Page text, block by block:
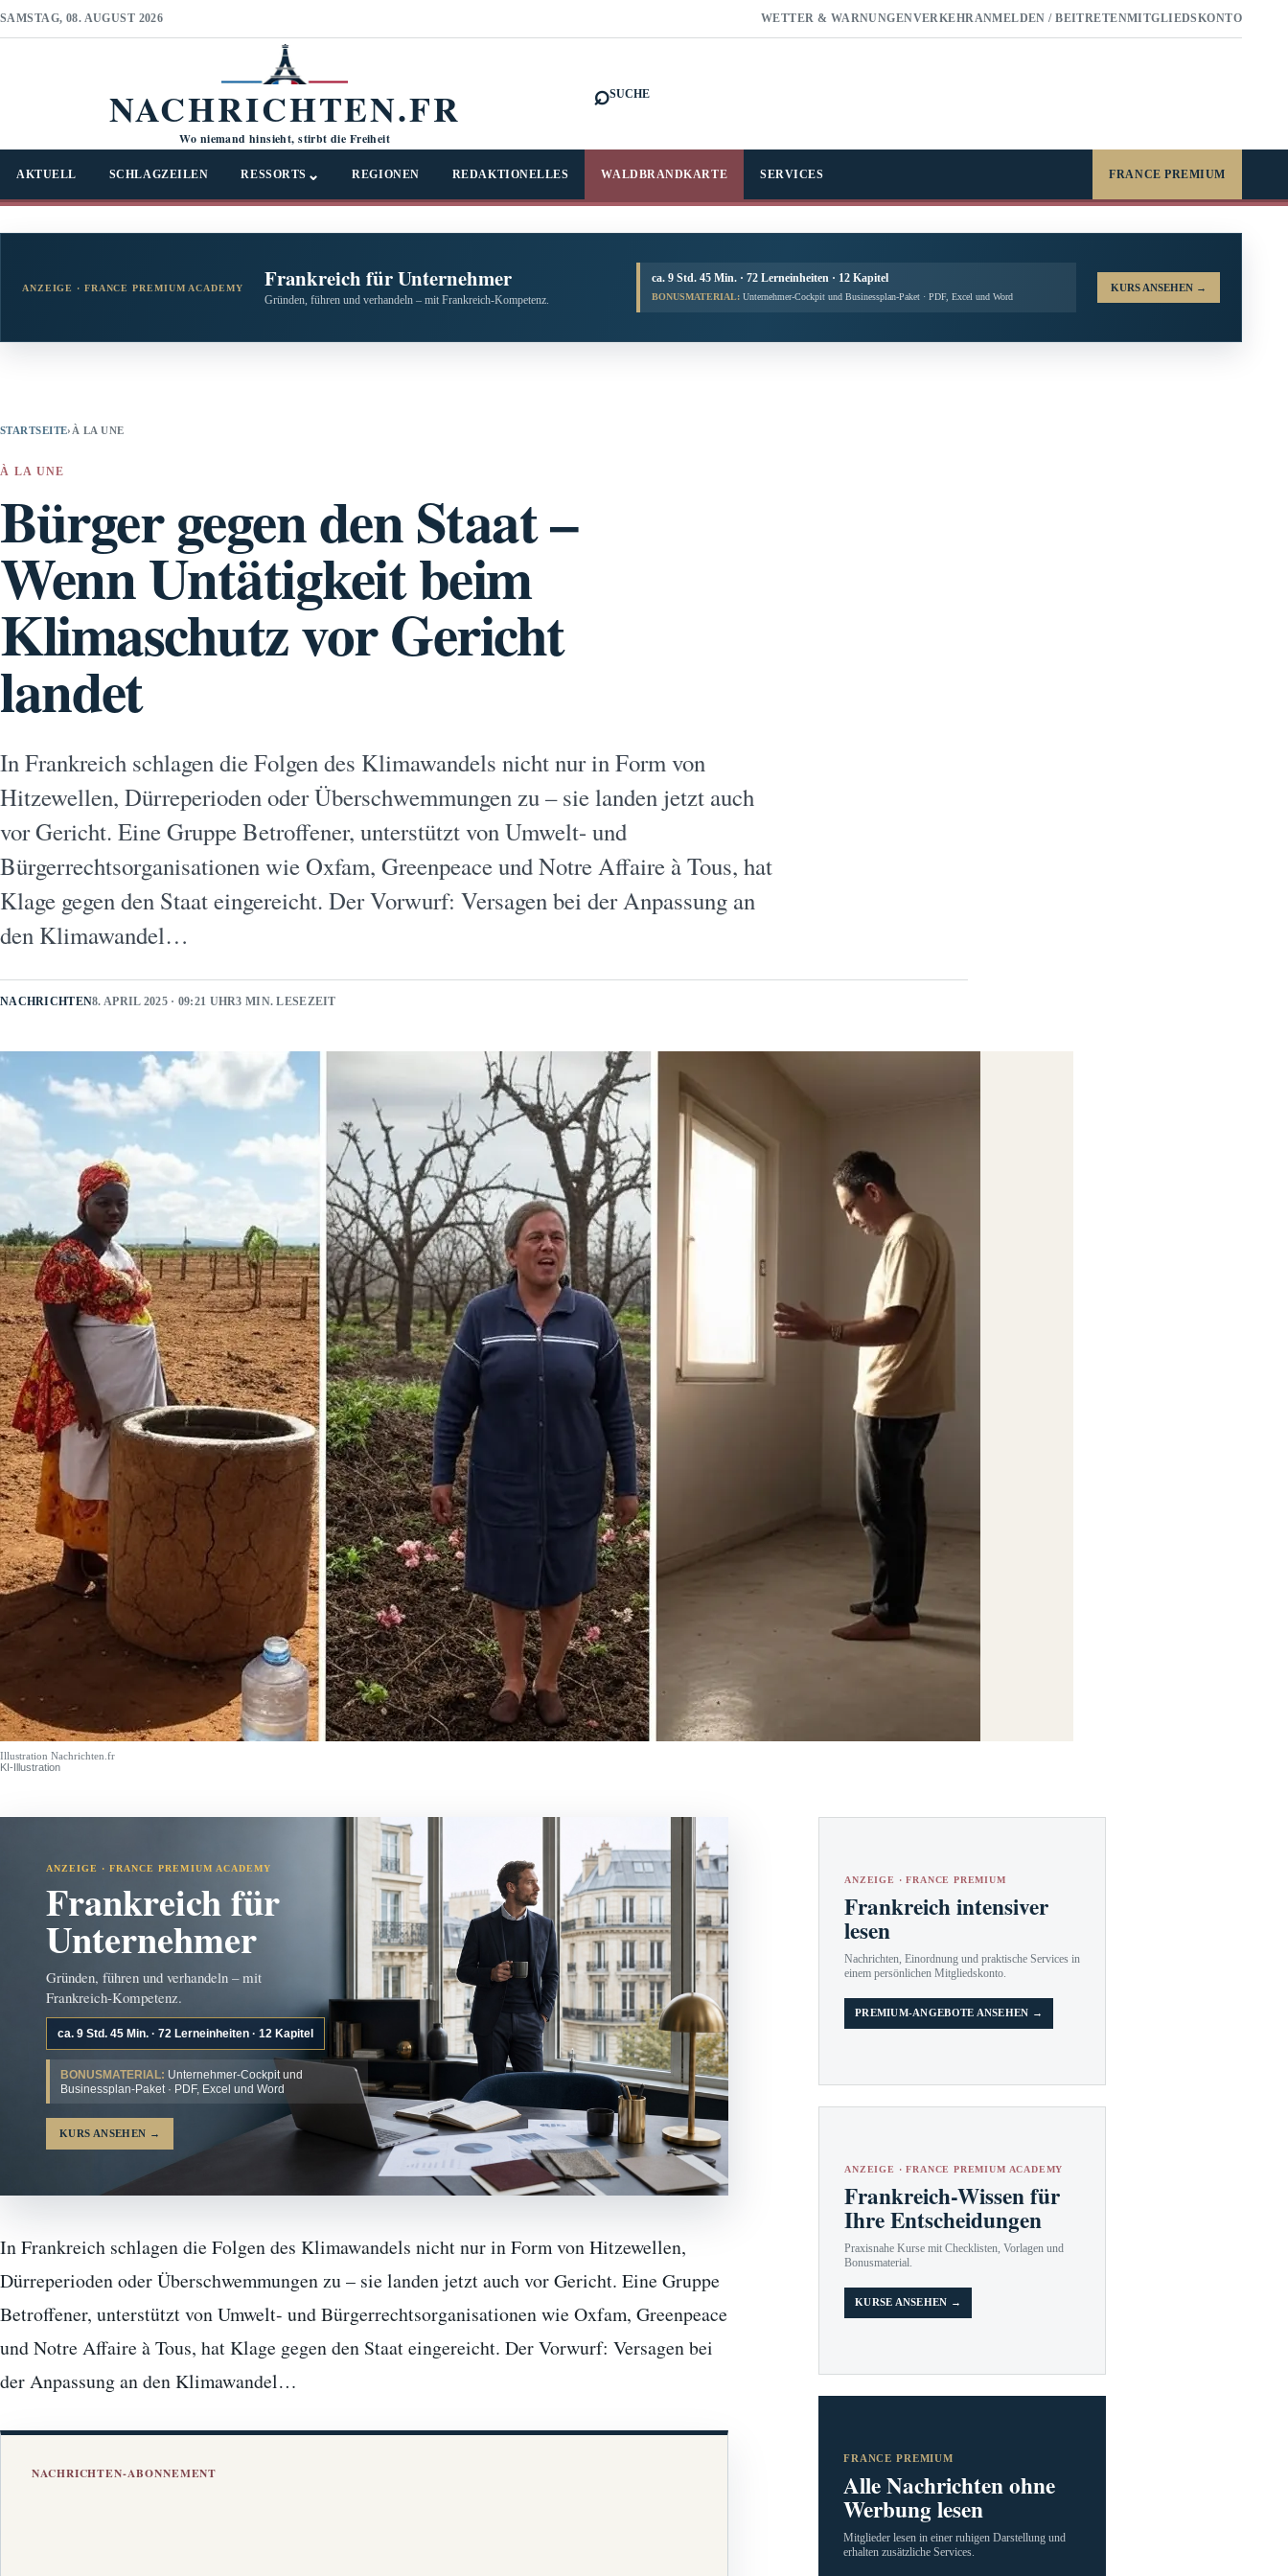
SAMSTAG, 08. AUGUST 2026 WETTER & WARNUNGENVERKEHRANMELDEN / BEITRETENMITGLIEDSKONTO
NACHRICHTEN.FR
Wo niemand hinsieht, stirbt die Freiheit
⌕SUCHE
AKTUELL SCHLAGZEILEN RESSORTS ⌄ REGIONEN REDAKTIONELLES WALDBRANDKARTE SERVICES FRANCE PREMIUM
ANZEIGE · FRANCE PREMIUM ACADEMY Frankreich für Unternehmer
Gründen, führen und verhandeln – mit Frankreich-Kompetenz.
ca. 9 Std. 45 Min. · 72 Lerneinheiten · 12 Kapitel
BONUSMATERIAL: Unternehmer-Cockpit und Businessplan-Paket · PDF, Excel und Word
KURS ANSEHEN →
STARTSEITE› À LA UNE
À LA UNE
Bürger gegen den Staat –
Wenn Untätigkeit beim
Klimaschutz vor Gericht
landet
In Frankreich schlagen die Folgen des Klimawandels nicht nur in Form von
Hitzewellen, Dürreperioden oder Überschwemmungen zu – sie landen jetzt auch
vor Gericht. Eine Gruppe Betroffener, unterstützt von Umwelt- und
Bürgerrechtsorganisationen wie Oxfam, Greenpeace und Notre Affaire à Tous, hat
Klage gegen den Staat eingereicht. Der Vorwurf: Versagen bei der Anpassung an
den Klimawandel…
NACHRICHTEN8. APRIL 2025 · 09:21 UHR3 MIN. LESEZEIT
Illustration Nachrichten.fr
KI-Illustration
ANZEIGE · FRANCE PREMIUM ACADEMY
Frankreich für
Unternehmer
Gründen, führen und verhandeln – mit
Frankreich-Kompetenz.
ca. 9 Std. 45 Min. · 72 Lerneinheiten · 12 Kapitel
BONUSMATERIAL: Unternehmer-Cockpit und
Businessplan-Paket · PDF, Excel und Word
KURS ANSEHEN →
In Frankreich schlagen die Folgen des Klimawandels nicht nur in Form von Hitzewellen,
Dürreperioden oder Überschwemmungen zu – sie landen jetzt auch vor Gericht. Eine Gruppe
Betroffener, unterstützt von Umwelt- und Bürgerrechtsorganisationen wie Oxfam, Greenpeace
und Notre Affaire à Tous, hat Klage gegen den Staat eingereicht. Der Vorwurf: Versagen bei
der Anpassung an den Klimawandel…
NACHRICHTEN-ABONNEMENT
ANZEIGE · FRANCE PREMIUM
Frankreich intensiver
lesen
Nachrichten, Einordnung und praktische Services in
einem persönlichen Mitgliedskonto.
PREMIUM-ANGEBOTE ANSEHEN →
ANZEIGE · FRANCE PREMIUM ACADEMY
Frankreich-Wissen für
Ihre Entscheidungen
Praxisnahe Kurse mit Checklisten, Vorlagen und
Bonusmaterial.
KURSE ANSEHEN →
FRANCE PREMIUM
Alle Nachrichten ohne
Werbung lesen
Mitglieder lesen in einer ruhigen Darstellung und
erhalten zusätzliche Services.